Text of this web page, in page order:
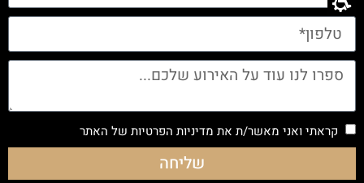
קראתי ואני מאשר/ת את מדיניות הפרטיות של האתר
שליחה